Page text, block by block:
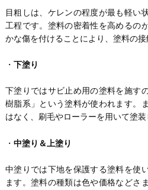
目粗しは、ケレンの程度が最も軽い
工程です。塗料の密着性を高めるの
かな傷を付けることにより、塗料の接
・ 下塗り
下塗りではサビ止め用の塗料を施す
樹脂系」という塗料が使われます。
はなく、刷毛やローラーを用いて塗装
・ 中塗り＆上塗り
中塗りでは下地を保護する塗料を使
ます。塗料の種類は色や価格などさ